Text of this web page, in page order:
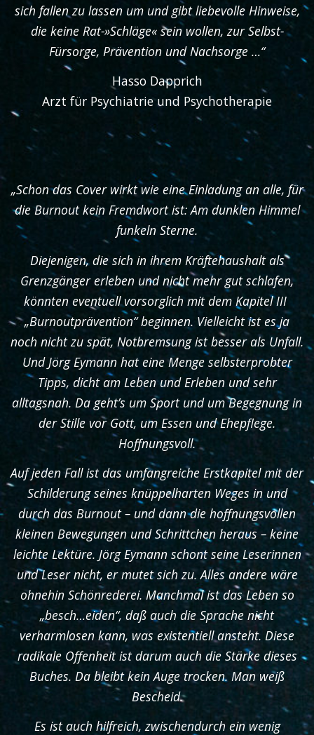
sich fallen zu lassen um und gibt liebevolle Hinweise,
die keine Rat-»Schläge« sein wollen, zur Selbst-
Fürsorge, Prävention und Nachsorge …“
Hasso Dapprich
Arzt für Psychiatrie und Psychotherapie
„Schon das Cover wirkt wie eine Einladung an alle, für
die Burnout kein Fremdwort ist: Am dunklen Himmel
funkeln Sterne.
Diejenigen, die sich in ihrem Kräftehaushalt als
Grenzgänger erleben und nicht mehr gut schlafen,
könnten eventuell vorsorglich mit dem Kapitel III
„Burnoutprävention“ beginnen. Vielleicht ist es ja
noch nicht zu spät, Notbremsung ist besser als Unfall.
Und Jörg Eymann hat eine Menge selbsterprobter
Tipps, dicht am Leben und Erleben und sehr
alltagsnah. Da geht’s um Sport und um Begegnung in
der Stille vor Gott, um Essen und Ehepflege.
Hoffnungsvoll.
Auf jeden Fall ist das umfangreiche Erstkapitel mit der
Schilderung seines knüppelharten Weges in und
durch das Burnout – und dann die hoffnungsvollen
kleinen Bewegungen und Schrittchen heraus – keine
leichte Lektüre. Jörg Eymann schont seine Leserinnen
und Leser nicht, er mutet sich zu. Alles andere wäre
ohnehin Schönrederei. Manchmal ist das Leben so
„besch…eiden“, daß auch die Sprache nicht
verharmlosen kann, was existentiell ansteht. Diese
radikale Offenheit ist darum auch die Stärke dieses
Buches. Da bleibt kein Auge trocken. Man weiß
Bescheid.
Es ist auch hilfreich, zwischendurch ein wenig